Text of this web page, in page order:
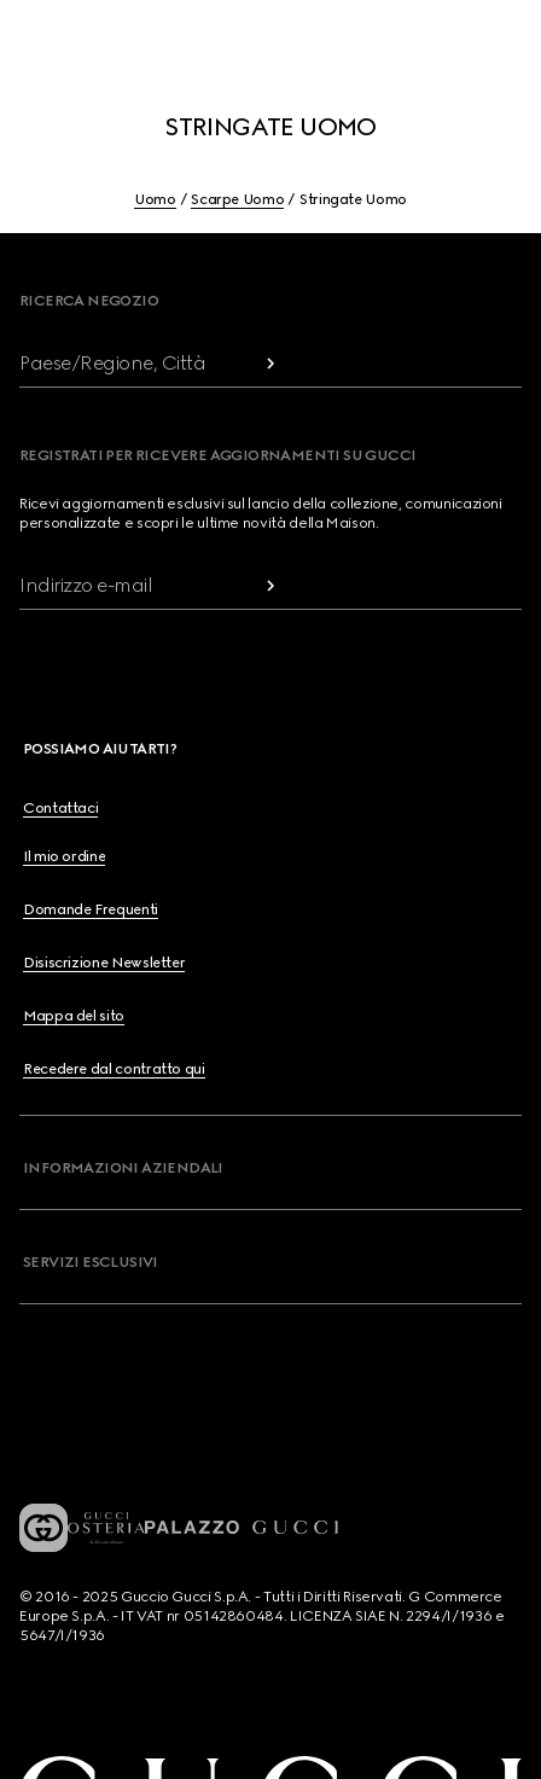
STRINGATE UOMO
Uomo Scarpe Uomo Stringate Uomo
RICERCA NEGOZIO
Paese/Regione, Città
REGISTRATI PER RICEVERE AGGIORNAMENTI SU GUCCI
Ricevi aggiornamenti esclusivi sul lancio della collezione, comunicazioni
personalizzate e scopri le ultime novità della Maison.
Indirizzo e-mail
POSSIAMO AIUTARTI?
Contattaci
Il mio ordine
Domande Frequenti
Disiscrizione Newsletter
Mappa del sito
Recedere dal contratto qui
INFORMAZIONI AZIENDALI
SERVIZI ESCLUSIVI
© 2016 - 2025 Guccio Gucci S.p.A. - Tutti i Diritti Riservati. G Commerce
Europe S.p.A. - IT VAT nr 05142860484. LICENZA SIAE N. 2294/I/1936 e
5647/I/1936